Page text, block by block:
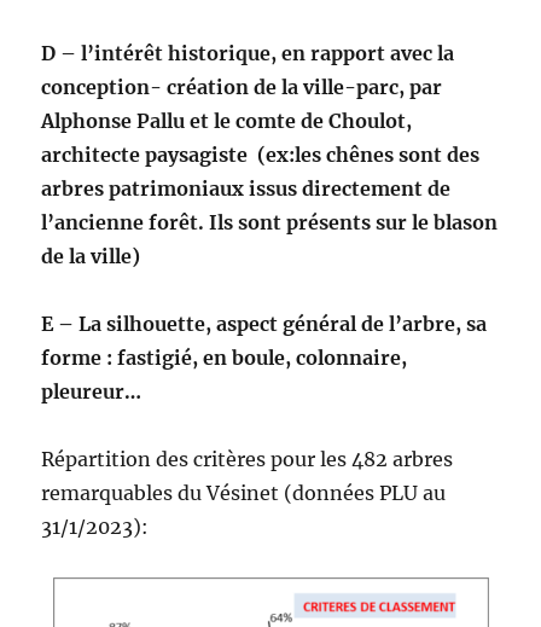
D – l’intérêt historique, en rapport avec la
conception- création de la ville-parc, par
Alphonse Pallu et le comte de Choulot,
architecte paysagiste (ex:les chênes sont des
arbres patrimoniaux issus directement de
l’ancienne forêt. Ils sont présents sur le blason
de la ville)
E – La silhouette, aspect général de l’arbre, sa
forme : fastigié, en boule, colonnaire,
pleureur…
Répartition des critères pour les 482 arbres
remarquables du Vésinet (données PLU au
31/1/2023):